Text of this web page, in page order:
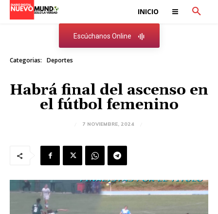
INICIO
Escúchanos Online
Categorias: Deportes
Habrá final del ascenso en
el fútbol femenino
7 NOVIEMBRE, 2024